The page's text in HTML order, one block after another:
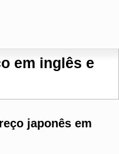
em inglês e
japonês em